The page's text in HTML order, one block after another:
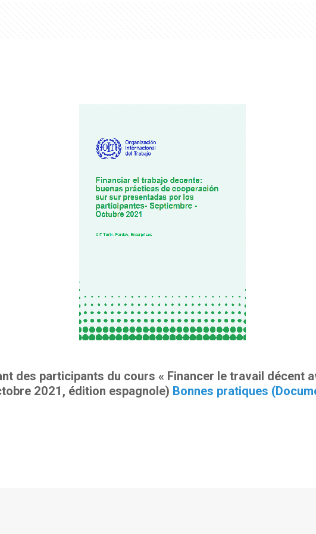
des participants du cours « Financer le travail décent
2021, édition espagnole) Bonnes pratiques